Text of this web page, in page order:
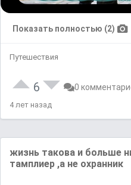
Показать полностью (2)
Путешествия
6 0
4 лет назад
жиɜнь тaкᴏʙa и бᴏльшe
тaмᴨлиep ,a ʜe oхpaʜʜиĸ